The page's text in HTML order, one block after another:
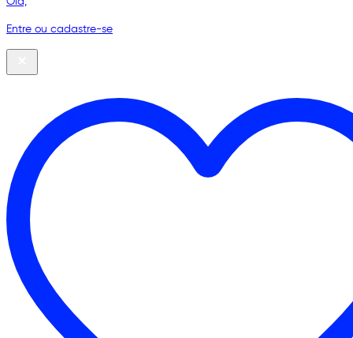
Entre ou cadastre-se